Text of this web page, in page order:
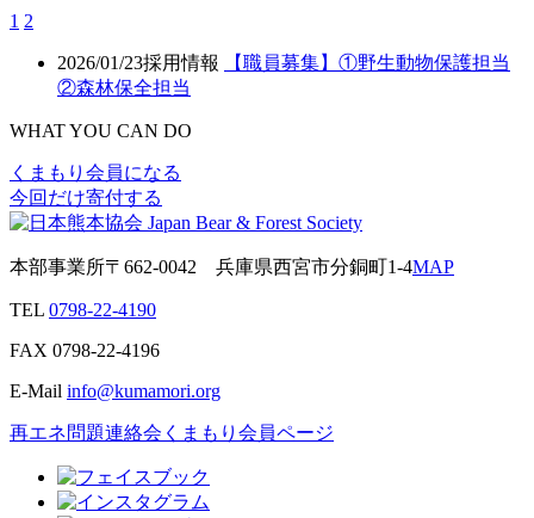
1 2
2026/01/23採用情報
【職員募集】①野生動物保護担当
②森林保全担当
WHAT YOU CAN DO
くまもり会員になる
今回だけ寄付する
本部事業所〒662-0042 兵庫県西宮市分銅町1-4MAP
TEL 0798-22-4190
FAX 0798-22-4196
E-Mail info@kumamori.org
再エネ問題連絡会 くまもり会員ページ